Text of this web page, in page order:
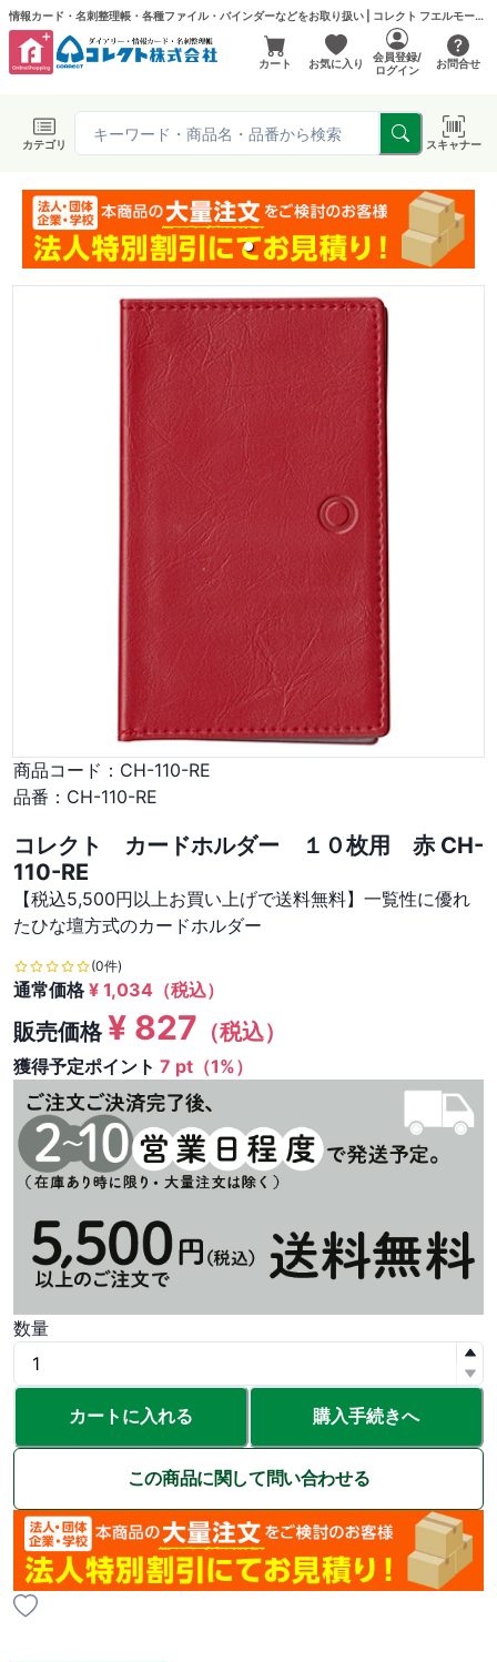
情報カード・名刺整理帳・各種ファイル・バインダーなどをお取り扱い | コレクト フエルモール店
カート お気に入り
会員登録/
ログイン
お問合せ
カテゴリ スキャナー
商品コード： CH-110-RE
品番： CH-110-RE
コレクト カードホルダー １０枚用 赤 CH-
110-RE
【税込5,500円以上お買い上げで送料無料】一覧性に優れ
たひな壇方式のカードホルダー
(0件)
通常価格¥ 1,034 （税込）
販売価格¥ 827 （税込）
獲得予定ポイント 7 pt（1%）
数量
カートに入れる 購入手続きへ
この商品に関して問い合わせる